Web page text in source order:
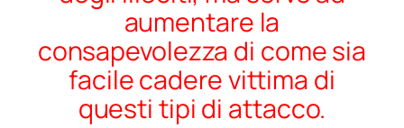
aumentare la
consapevolezza di come sia
facile cadere vittima di
questi tipi di attacco.